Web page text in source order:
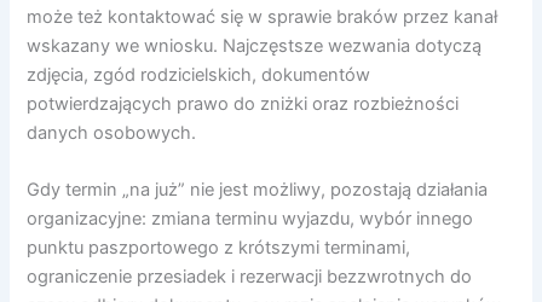
może też kontaktować się w sprawie braków przez kanał
wskazany we wniosku. Najczęstsze wezwania dotyczą
zdjęcia, zgód rodzicielskich, dokumentów
potwierdzających prawo do zniżki oraz rozbieżności
danych osobowych.
Gdy termin „na już” nie jest możliwy, pozostają działania
organizacyjne: zmiana terminu wyjazdu, wybór innego
punktu paszportowego z krótszymi terminami,
ograniczenie przesiadek i rezerwacji bezzwrotnych do